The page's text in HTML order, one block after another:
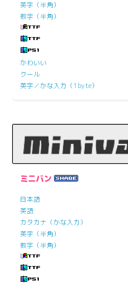
英字（半角）
数字（半角）
かわいい
クール
英字／かな入力（1byte）
ミニバン
日本語
英語
カタカナ（かな入力）
英字（半角）
数字（半角）